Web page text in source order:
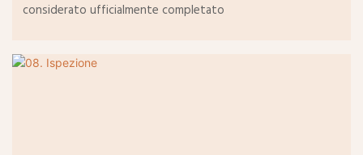
considerato ufficialmente completato